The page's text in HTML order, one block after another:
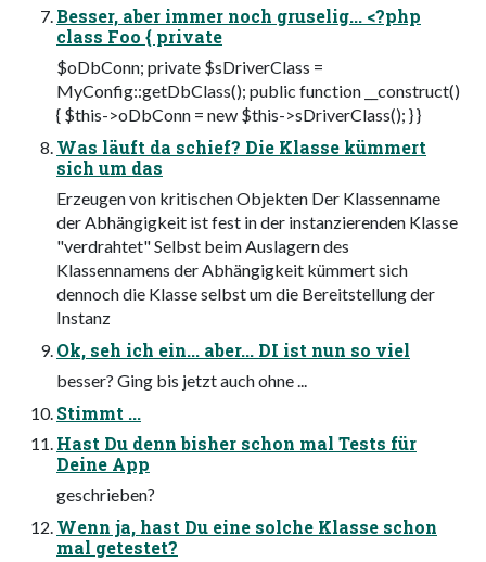
Besser, aber immer noch gruselig... <?php
class Foo { private
$oDbConn; private $sDriverClass =
MyConfig::getDbClass(); public function __construct()
{ $this->oDbConn = new $this->sDriverClass(); } }
Was läuft da schief? Die Klasse kümmert
sich um das
Erzeugen von kritischen Objekten Der Klassenname
der Abhängigkeit ist fest in der instanzierenden Klasse
"verdrahtet" Selbst beim Auslagern des
Klassennamens der Abhängigkeit kümmert sich
dennoch die Klasse selbst um die Bereitstellung der
Instanz
Ok, seh ich ein... aber... DI ist nun so viel
besser? Ging bis jetzt auch ohne ...
Stimmt ...
Hast Du denn bisher schon mal Tests für
Deine App
geschrieben?
Wenn ja, hast Du eine solche Klasse schon
mal getestet?